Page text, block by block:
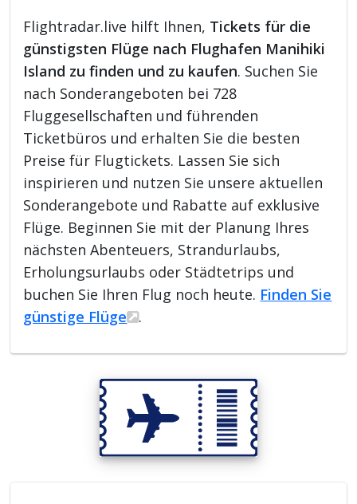
Flightradar.live hilft Ihnen, Tickets für die
günstigsten Flüge nach Flughafen Manihiki
Island zu finden und zu kaufen. Suchen Sie
nach Sonderangeboten bei 728
Fluggesellschaften und führenden
Ticketbüros und erhalten Sie die besten
Preise für Flugtickets. Lassen Sie sich
inspirieren und nutzen Sie unsere aktuellen
Sonderangebote und Rabatte auf exklusive
Flüge. Beginnen Sie mit der Planung Ihres
nächsten Abenteuers, Strandurlaubs,
Erholungsurlaubs oder Städtetrips und
buchen Sie Ihren Flug noch heute. Finden Sie
günstige Flüge
.